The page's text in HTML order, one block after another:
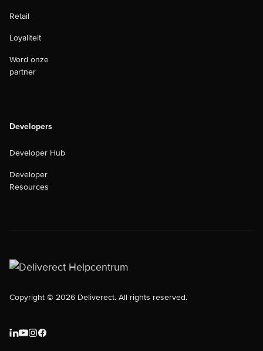
Retail
Loyaliteit
Word onze
partner
Developers
Developer Hub
Developer
Resources
Copyright © 2026 Deliverect. All rights reserved.